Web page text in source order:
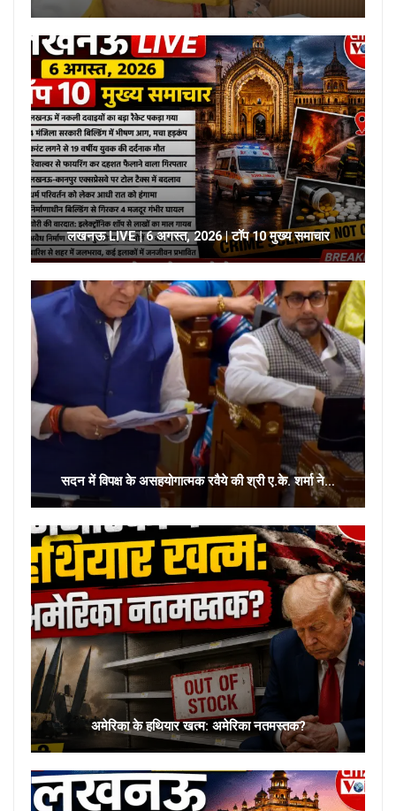
लखनऊ LIVE | 6 अगस्त, 2026 | टॉप 10 मुख्य समाचार
सदन में विपक्ष के असहयोगात्मक रवैये की श्री ए.के. शर्मा ने…
अमेरिका के हथियार खत्म: अमेरिका नतमस्तक?